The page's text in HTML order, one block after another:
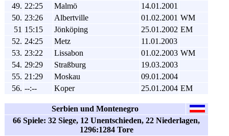
49. 22:25 Malmö
14.01.2001
50. 23:26 Albertville 01.02.2001 WM
51 15:15 Jönköping 25.01.2002 EM
52. 24:25 Metz
11.01.2003
53. 23:22 Lissabon 01.02.2003 WM
54. 29:29 Straßburg
19.03.2003
55. 21:29 Moskau
09.01.2004
56. --:-- Koper 25.01.2004 EM
Serbien und Montenegro
66 Spiele: 32 Siege, 12 Unentschieden, 22 Niederlagen,
1296:1284 Tore